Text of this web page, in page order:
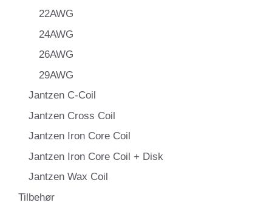
22AWG
24AWG
26AWG
29AWG
Jantzen C-Coil
Jantzen Cross Coil
Jantzen Iron Core Coil
Jantzen Iron Core Coil + Disk
Jantzen Wax Coil
Tilbehør